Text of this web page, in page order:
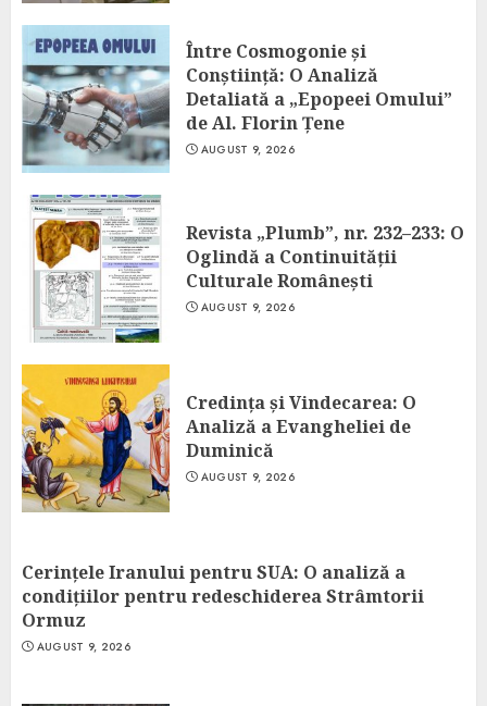
Între Cosmogonie și
Conștiință: O Analiză
Detaliată a „Epopeei Omului”
de Al. Florin Țene
AUGUST 9, 2026
Revista „Plumb”, nr. 232–233: O
Oglindă a Continuității
Culturale Românești
AUGUST 9, 2026
Credința și Vindecarea: O
Analiză a Evangheliei de
Duminică
AUGUST 9, 2026
Cerințele Iranului pentru SUA: O analiză a
condițiilor pentru redeschiderea Strâmtorii
Ormuz
AUGUST 9, 2026